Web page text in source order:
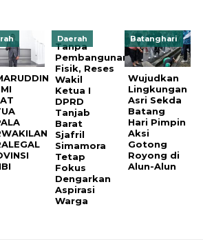
Daerah
Tanpa
Pembangunan
Fisik, Reses
Wakil
Ketua I
DPRD
Tanjab
Barat
Sjafril
Simamora
Tetap
Fokus
Dengarkan
Aspirasi
Warga
Batanghari
‎Wujudkan
Lingkungan
Asri Sekda
Batang
Hari Pimpin
Aksi
Gotong
Royong di
Alun-Alun